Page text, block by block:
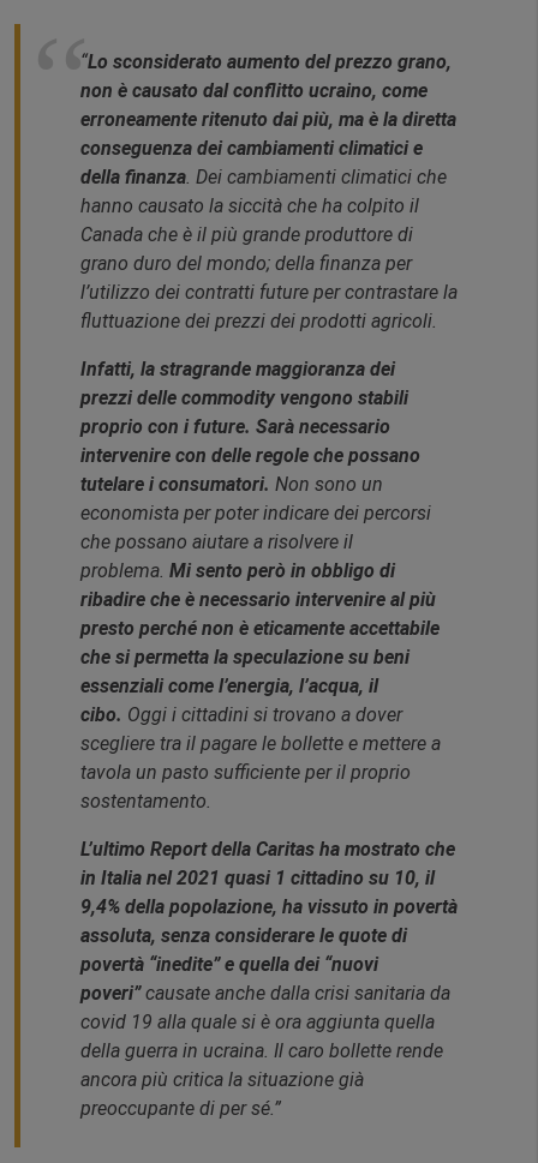
“Lo sconsiderato aumento del prezzo grano,
non è causato dal conflitto ucraino, come
erroneamente ritenuto dai più, ma è la diretta
conseguenza dei cambiamenti climatici e
della finanza. Dei cambiamenti climatici che
hanno causato la siccità che ha colpito il
Canada che è il più grande produttore di
grano duro del mondo; della finanza per
l’utilizzo dei contratti future per contrastare la
fluttuazione dei prezzi dei prodotti agricoli.
Infatti, la stragrande maggioranza dei
prezzi delle commodity vengono stabili
proprio con i future. Sarà necessario
intervenire con delle regole che possano
tutelare i consumatori. Non sono un
economista per poter indicare dei percorsi
che possano aiutare a risolvere il
problema. Mi sento però in obbligo di
ribadire che è necessario intervenire al più
presto perché non è eticamente accettabile
che si permetta la speculazione su beni
essenziali come l’energia, l’acqua, il
cibo. Oggi i cittadini si trovano a dover
scegliere tra il pagare le bollette e mettere a
tavola un pasto sufficiente per il proprio
sostentamento.
L’ultimo Report della Caritas ha mostrato che
in Italia nel 2021 quasi 1 cittadino su 10, il
9,4% della popolazione, ha vissuto in povertà
assoluta, senza considerare le quote di
povertà “inedite” e quella dei “nuovi
poveri”causate anche dalla crisi sanitaria da
covid 19 alla quale si è ora aggiunta quella
della guerra in ucraina. Il caro bollette rende
ancora più critica la situazione già
preoccupante di per sé.”